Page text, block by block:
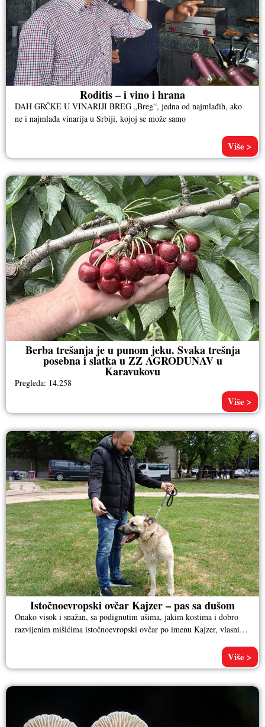
Roditis – i vino i hrana
DAH GRČKE U VINARIJI BREG „Breg“, jedna od najmlađih, ako
ne i najmlađa vinarija u Srbiji, kojoj se može samo
Više >
Berba trešanja je u punom jeku. Svaka trešnja
posebna i slatka u ZZ AGRODUNAV u
Karavukovu
Pregleda: 14.258
Više >
Istočnoevropski ovčar Kajzer – pas sa dušom
Onako visok i snažan, sa podignutim ušima, jakim kostima i dobro
razvijenim mišićima istočnoevropski ovčar po imenu Kajzer, vlasnika
Više >